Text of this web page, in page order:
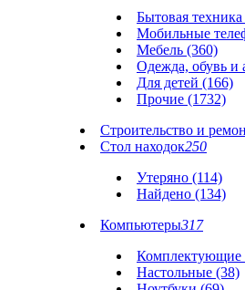
Бытовая
Мобильные
Мебель (360)
Одежда, обувь и
Для детей (166)
Прочие (1732)
Строительство и
Стол находок250
Утеряно (114)
Найдено (134)
Компьютеры317
Комплектующие
Настольные (38)